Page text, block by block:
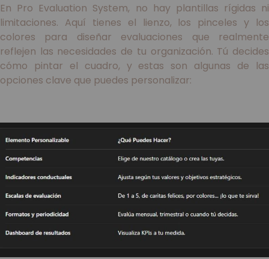
En Pro Evaluation System, no hay plantillas rígidas ni
limitaciones. Aquí tienes el lienzo, los pinceles y los
colores para diseñar evaluaciones que realmente
reflejen las necesidades de tu organización. Tú decides
cómo pintar el cuadro, y estas son algunas de las
opciones clave que puedes personalizar: